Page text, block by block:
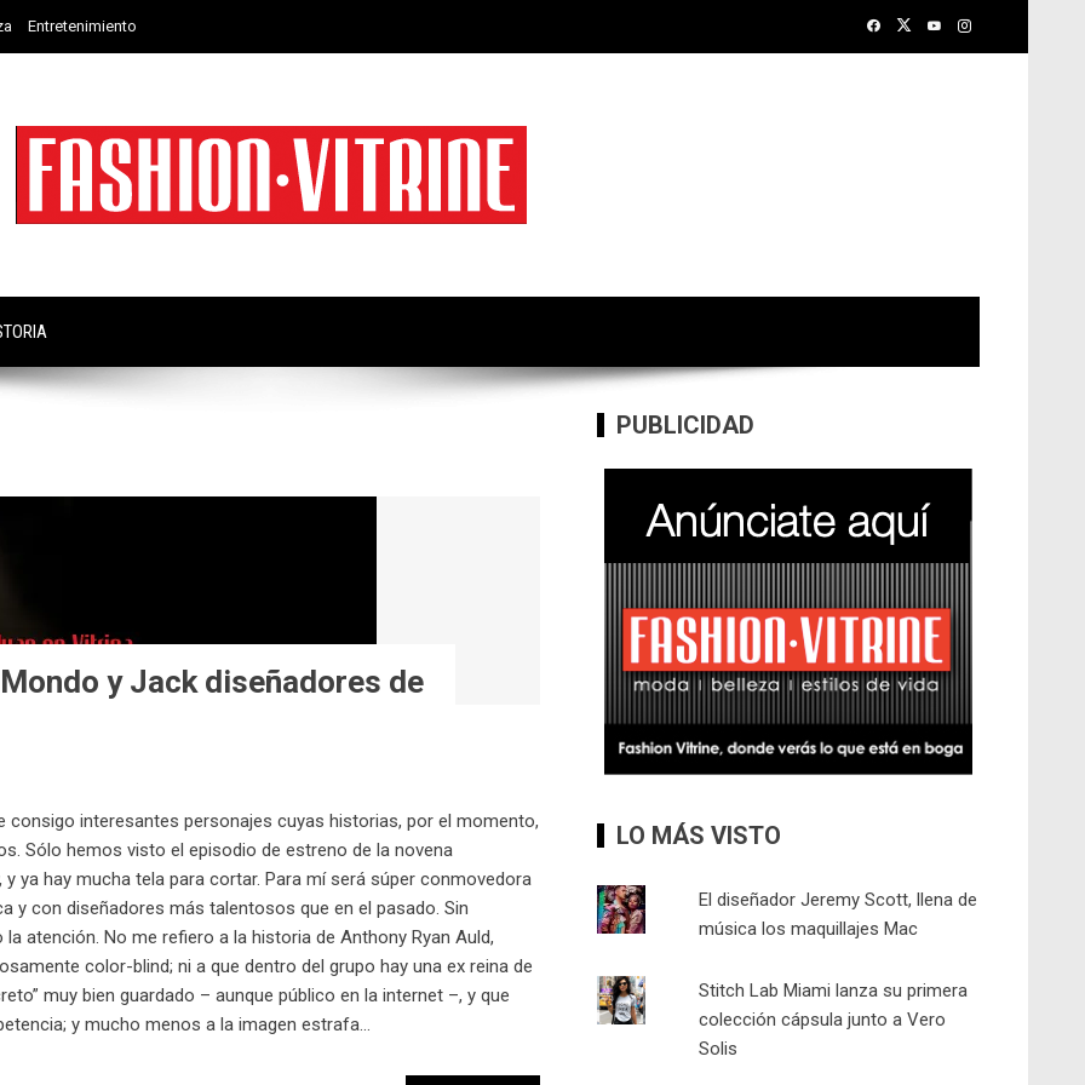
Entretenimiento
y Jack diseñadores de
consigo interesantes personajes cuyas historias, por el momento,
Sólo hemos visto el episodio de estreno de la novena
ya hay mucha tela para cortar. Para mí será súper conmovedora
y con diseñadores más talentosos que en el pasado. Sin
atención. No me refiero a la historia de Anthony Ryan Auld,
color-blind; ni a que dentro del grupo hay una ex reina de
muy bien guardado – aunque público en la internet –, y que
y mucho menos a la imagen estrafa...
PUBLICIDAD
LO MÁS VISTO
El diseñador Jeremy Scott, llena de
música los maquillajes Mac
Stitch Lab Miami lanza su primera
colección cápsula junto a Vero
Solis